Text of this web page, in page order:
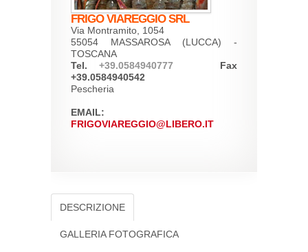
FRIGO VIAREGGIO SRL
Via Montramito, 1054
55054 MASSAROSA (LUCCA) -
TOSCANA
Tel. +39.0584940777 Fax
+39.0584940542
Pescheria
EMAIL:
FRIGOVIAREGGIO@LIBERO.IT
DESCRIZIONE
GALLERIA FOTOGRAFICA